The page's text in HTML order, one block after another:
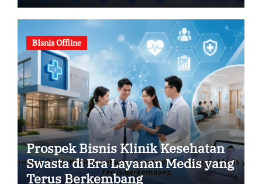
BIsnis Offline
Prospek Bisnis Klinik Kesehatan
Swasta di Era Layanan Medis yang
Terus Berkembang